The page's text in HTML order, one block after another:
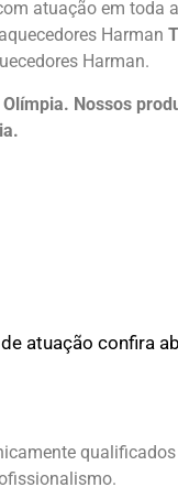
atuação em toda
Harman
Harman.
Nossos
.
atuação confira